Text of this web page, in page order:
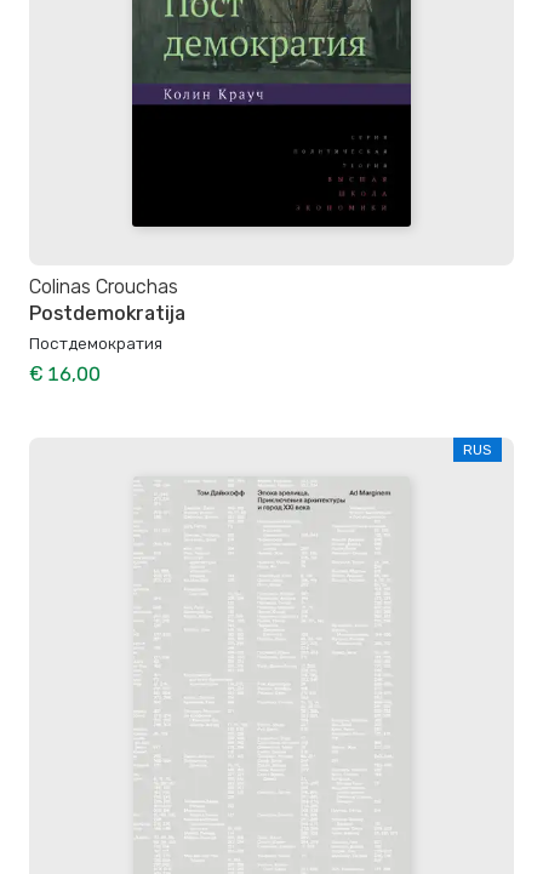
Colinas Crouchas
Postdemokratija
Постдемократия
€ 16,00
RUS